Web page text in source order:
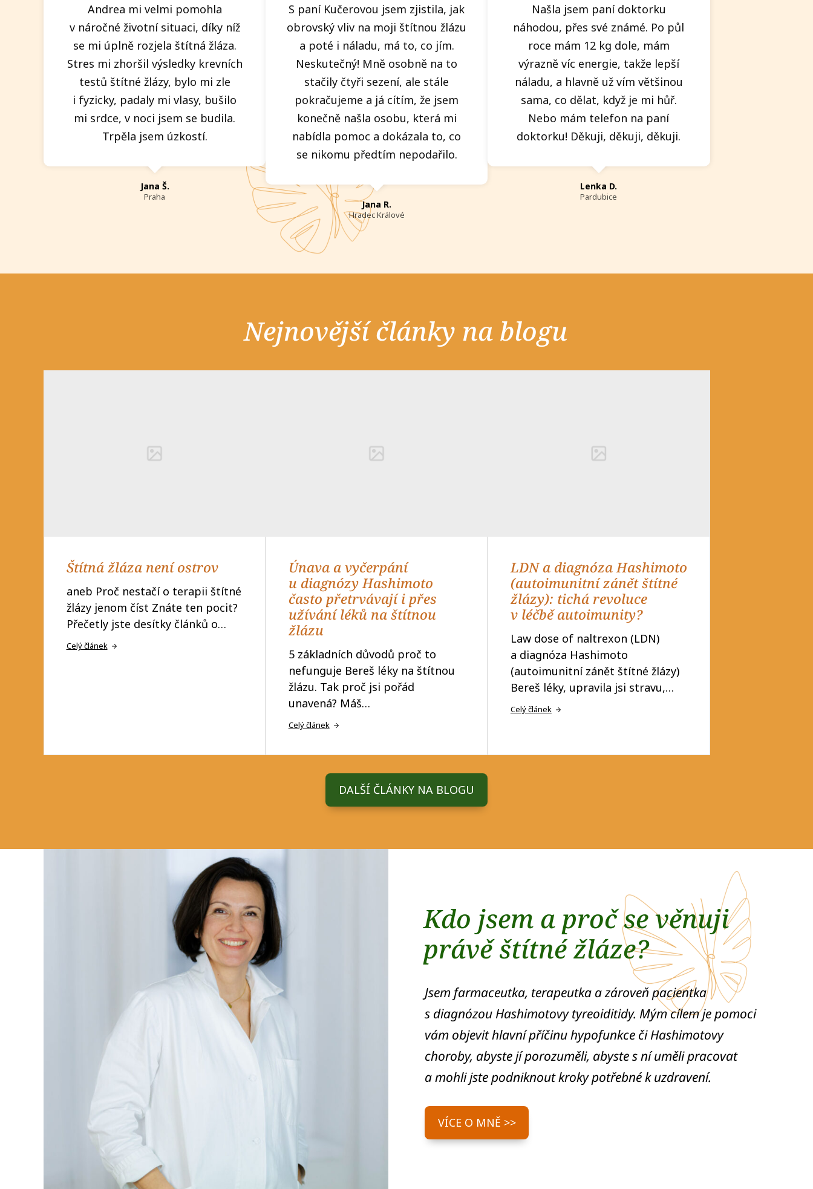
Andrea mi velmi pomohla
v náročné životní situaci, díky níž
se mi úplně rozjela štítná žláza.
Stres mi zhoršil výsledky krevních
testů štítné žlázy, bylo mi zle
i fyzicky, padaly mi vlasy, bušilo
mi srdce, v noci jsem se budila.
Trpěla jsem úzkostí.
Jana Š.
Praha
S paní Kučerovou jsem zjistila, jak
obrovský vliv na moji štítnou žlázu
a poté i náladu, má to, co jím.
Neskutečný! Mně osobně na to
stačily čtyři sezení, ale stále
pokračujeme a já cítím, že jsem
konečně našla osobu, která mi
nabídla pomoc a dokázala to, co
se nikomu předtím nepodařilo.
Jana R.
Hradec Králové
Našla jsem paní doktorku
náhodou, přes své známé. Po půl
roce mám 12 kg dole, mám
výrazně víc energie, takže lepší
náladu, a hlavně už vím většinou
sama, co dělat, když je mi hůř.
Nebo mám telefon na paní
doktorku! Děkuji, děkuji, děkuji.
Lenka D.
Pardubice
Nejnovější články na blogu
Štítná žláza není ostrov
aneb Proč nestačí o terapii štítné
žlázy jenom číst Znáte ten pocit?
Přečetly jste desítky článků o…
Celý článek
Únava a vyčerpání
u diagnózy Hashimoto
často přetrvávají i přes
užívání léků na štítnou
žlázu
5 základních důvodů proč to
nefunguje Bereš léky na štítnou
žlázu. Tak proč jsi pořád
unavená? Máš…
Celý článek
LDN a diagnóza Hashimoto
(autoimunitní zánět štítné
žlázy): tichá revoluce
v léčbě autoimunity?
Law dose of naltrexon (LDN)
a diagnóza Hashimoto
(autoimunitní zánět štítné žlázy)
Bereš léky, upravila jsi stravu,…
Celý článek
DALŠÍ ČLÁNKY NA BLOGU
Kdo jsem a proč se věnuji
právě štítné žláze?
Jsem farmaceutka, terapeutka a zároveň pacientka
s diagnózou Hashimotovy tyreoiditidy. Mým cílem je pomoci
vám objevit hlavní příčinu hypofunkce či Hashimotovy
choroby, abyste jí porozuměli, abyste s ní uměli pracovat
a mohli jste podniknout kroky potřebné k uzdravení.
VÍCE O MNĚ >>